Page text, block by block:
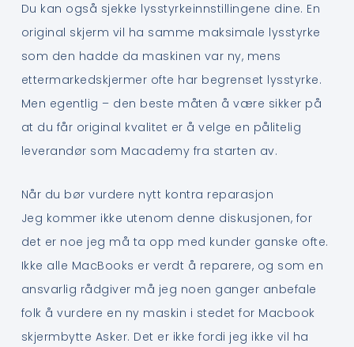
Du kan også sjekke lysstyrkeinnstillingene dine. En
original skjerm vil ha samme maksimale lysstyrke
som den hadde da maskinen var ny, mens
ettermarkedskjermer ofte har begrenset lysstyrke.
Men egentlig – den beste måten å være sikker på
at du får original kvalitet er å velge en pålitelig
leverandør som Macademy fra starten av.
Når du bør vurdere nytt kontra reparasjon
Jeg kommer ikke utenom denne diskusjonen, for
det er noe jeg må ta opp med kunder ganske ofte.
Ikke alle MacBooks er verdt å reparere, og som en
ansvarlig rådgiver må jeg noen ganger anbefale
folk å vurdere en ny maskin i stedet for Macbook
skjermbytte Asker. Det er ikke fordi jeg ikke vil ha